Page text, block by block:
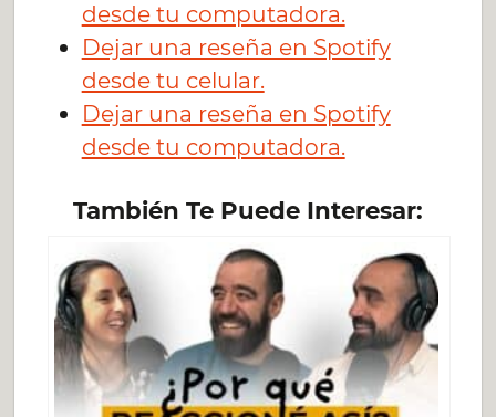
desde tu computadora.
Dejar una reseña en Spotify
desde tu celular.
Dejar una reseña en Spotify
desde tu computadora.
También Te Puede Interesar: